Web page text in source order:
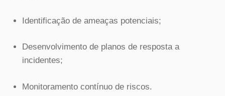
Identificação de ameaças potenciais;
Desenvolvimento de planos de resposta a
incidentes;
Monitoramento contínuo de riscos.